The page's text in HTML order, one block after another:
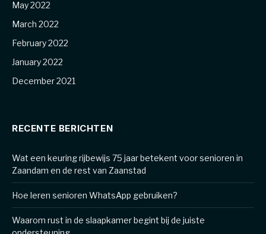
May 2022
March 2022
February 2022
January 2022
December 2021
RECENTE BERICHTEN
Wat een keuring rijbewijs 75 jaar betekent voor senioren in
Zaandam en de rest van Zaanstad
Hoe leren senioren WhatsApp gebruiken?
Waarom rust in de slaapkamer begint bij de juiste